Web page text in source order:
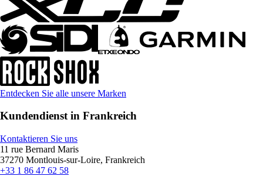
Entdecken Sie alle unsere Marken
Kundendienst in Frankreich
Kontaktieren Sie uns
11 rue Bernard Maris
37270 Montlouis-sur-Loire, Frankreich
+33 1 86 47 62 58